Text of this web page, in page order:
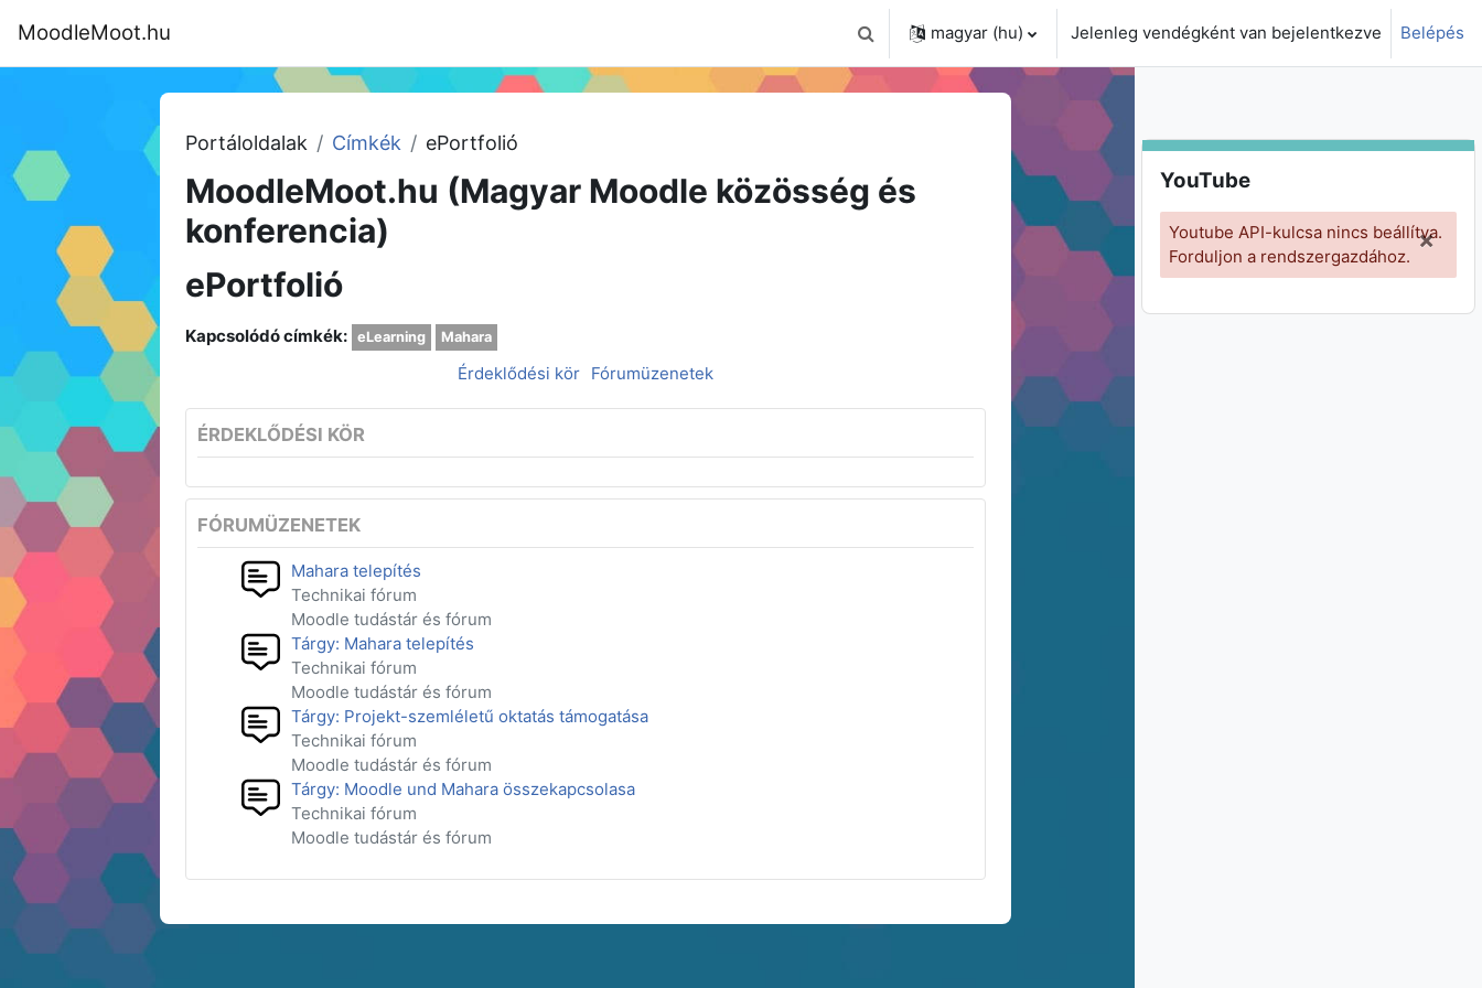
MoodleMoot.hu Keresési bemeneti adatok váltása
magyar ‎(hu)‎ Jelenleg vendégként van bejelentkezve Belépés
YouTube kihagyása
YouTube
Youtube API-kulcsa nincs beállítva.
Forduljon a rendszergazdához.
×
Portáloldalak Címkék ePortfolió
MoodleMoot.hu (Magyar Moodle közösség és
konferencia)
ePortfolió
Kapcsolódó címkék: eLearning Mahara
Érdeklődési kör Fórumüzenetek
ÉRDEKLŐDÉSI KÖR
FÓRUMÜZENETEK
Mahara telepítés
Technikai fórum
Moodle tudástár és fórum
Tárgy: Mahara telepítés
Technikai fórum
Moodle tudástár és fórum
Tárgy: Projekt-szemléletű oktatás támogatása
Technikai fórum
Moodle tudástár és fórum
Tárgy: Moodle und Mahara összekapcsolasa
Technikai fórum
Moodle tudástár és fórum